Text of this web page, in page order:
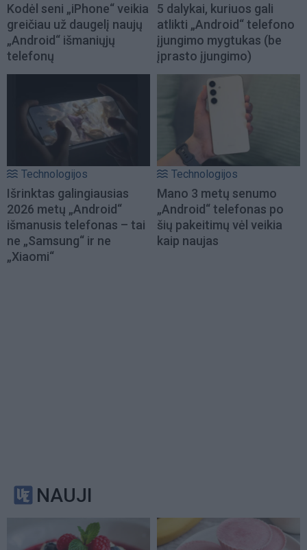
Kodėl seni „iPhone“ veikia
greičiau už daugelį naujų
„Android“ išmaniųjų
telefonų
5 dalykai, kuriuos gali
atlikti „Android“ telefono
įjungimo mygtukas (be
įprasto įjungimo)
Technologijos
Išrinktas galingiausias
2026 metų „Android“
išmanusis telefonas – tai
ne „Samsung“ ir ne
„Xiaomi“
Technologijos
Mano 3 metų senumo
„Android“ telefonas po
šių pakeitimų vėl veikia
kaip naujas
NAUJI